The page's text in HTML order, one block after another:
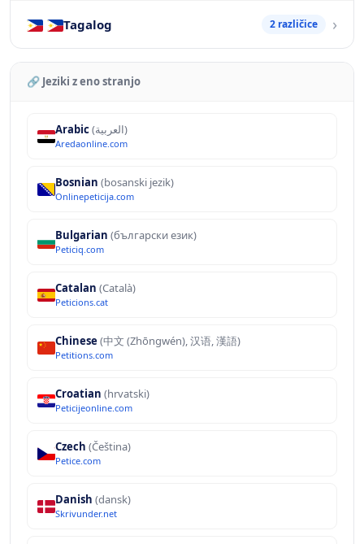
Tagalog 2 različice
🔗 Jeziki z eno stranjo
Arabic (العربية)
Aredaonline.com
Bosnian (bosanski jezik)
Onlinepeticija.com
Bulgarian (български език)
Peticiq.com
Catalan (Català)
Peticions.cat
Chinese (中文 (Zhōngwén), 汉语, 漢語)
Petitions.com
Croatian (hrvatski)
Peticijeonline.com
Czech (Čeština)
Petice.com
Danish (dansk)
Skrivunder.net